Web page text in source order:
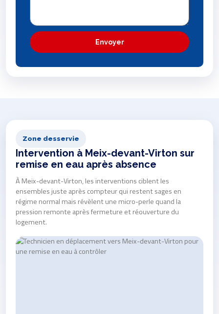
Envoyer
Zone desservie
Intervention à Meix-devant-Virton sur
remise en eau après absence
À Meix-devant-Virton, les interventions ciblent les
ensembles juste après compteur qui restent sages en
régime normal mais révèlent une micro-perle quand la
pression remonte après fermeture et réouverture du
logement.